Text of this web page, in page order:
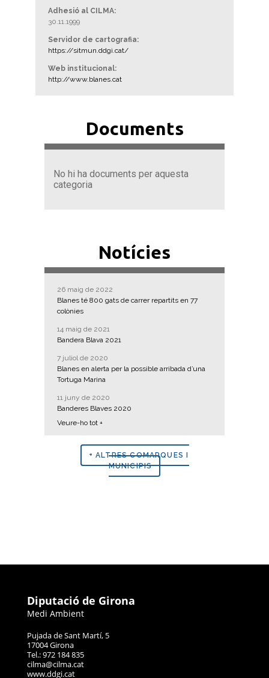
Adhesió al CILMA:
30.11.1999
Servidor de cartografia:
https://sitmun.ddgi.cat/
Web institucional:
http://www.blanes.cat
Documents
No hi ha documents per aquesta
categoria
Notícies
26 maig de 2022
Blanes té 800 gats de carrer repartits en 77
colònies
14 maig de 2021
Bandera Blava 2021
7 juliol de 2020
Blanes en alerta per la possible arribada d’una
Tortuga Marina
11 juny de 2020
Banderes Blaves 2020
Veure-ho tot +
+ ALTRES COMARQUES I
MUNICIPIS
Diputació de Girona
Medi Ambient
Pujada de Sant Martí, 5
17004 Girona
Tel.: 972 184 835
cilma@cilma.cat
www.ddgi.cat